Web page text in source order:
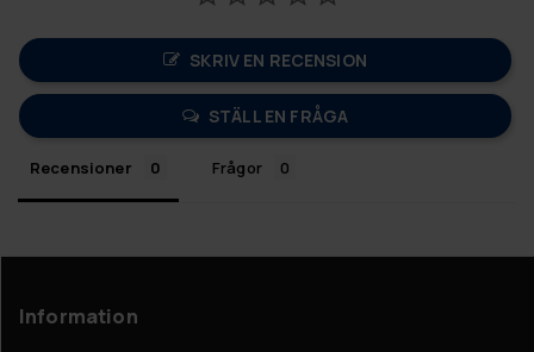
SKRIV EN RECENSION
STÄLL EN FRÅGA
Recensioner Frågor
Information